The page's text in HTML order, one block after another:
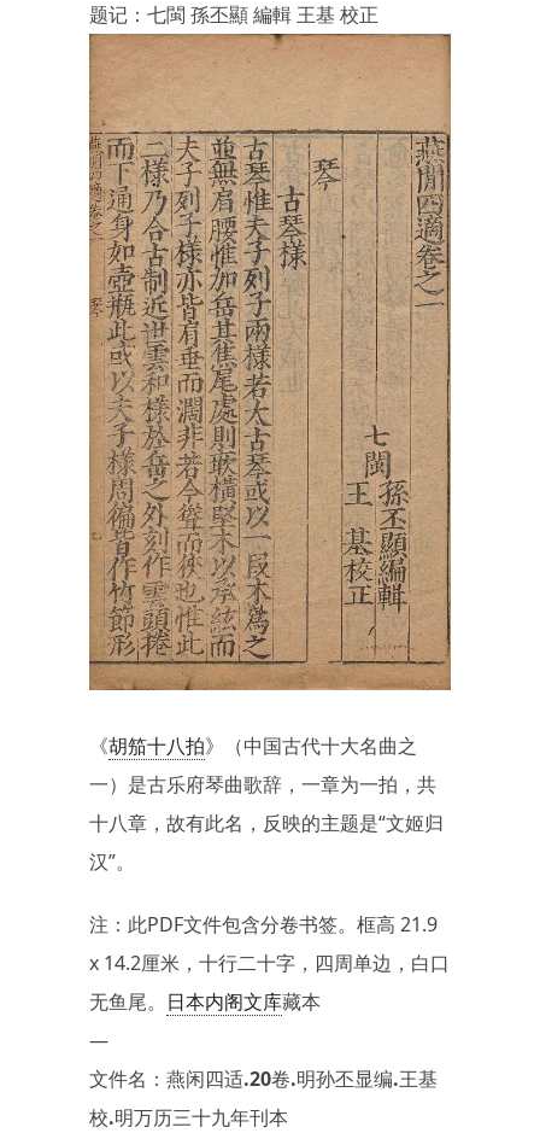
题记： 七閩 孫丕顯 編輯 王基 校正
《胡笳十八拍》（中国古代十大名曲之
一）是古乐府琴曲歌辞，一章为一拍，共
十八章，故有此名，反映的主题是“文姬归
汉”。
注：此PDF文件包含分卷书签。框高 21.9
x 14.2厘米，十行二十字，四周单边，白口
无鱼尾。 日本内阁文库藏本
—
文件名：燕闲四适.20卷.明孙丕显编.王基
校.明万历三十九年刊本